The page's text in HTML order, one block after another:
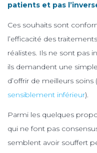
patients et pas
Ces souhaits sont
l’efficacité des
réalistes. Ils ne sont pas
ils demandent une
d’offrir de meilleurs soins
sensiblement inférieur).
Parmi les quelques
qui ne font pas
semblent avoir souffert